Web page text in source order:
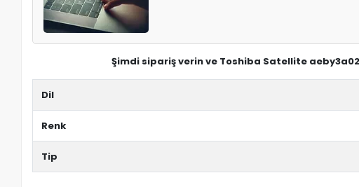
Şimdi sipariş verin ve Toshiba Satellite
Dil
Renk
Tip